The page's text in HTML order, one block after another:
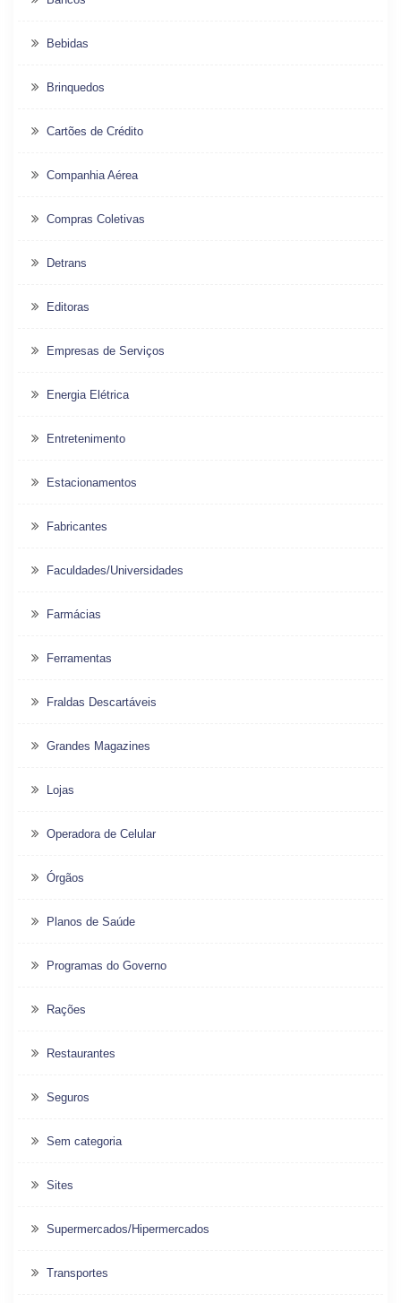
Bebidas
Brinquedos
Cartões de Crédito
Companhia Aérea
Compras Coletivas
Detrans
Editoras
Empresas de Serviços
Energia Elétrica
Entretenimento
Estacionamentos
Fabricantes
Faculdades/Universidades
Farmácias
Ferramentas
Fraldas Descartáveis
Grandes Magazines
Lojas
Operadora de Celular
Órgãos
Planos de Saúde
Programas do Governo
Rações
Restaurantes
Seguros
Sem categoria
Sites
Supermercados/Hipermercados
Transportes